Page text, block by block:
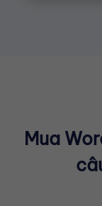
Mua